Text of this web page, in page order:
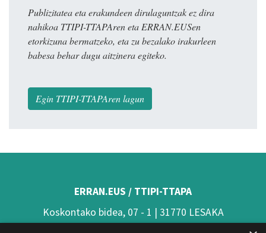
Publizitatea eta erakundeen dirulaguntzak ez dira
nahikoa TTIPI-TTAPAren eta ERRAN.EUSen
etorkizuna bermatzeko, eta zu bezalako irakurleen
babesa behar dugu aitzinera egiteko.
Egin TTIPI-TTAPAren lagun
ERRAN.EUS / TTIPI-TTAPA
Koskontako bidea, 07 - 1 | 31770 LESAKA